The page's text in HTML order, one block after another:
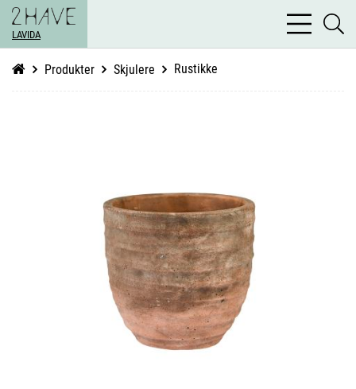
LAVIDA
bars
light
Produkter Skjulere Rustikke